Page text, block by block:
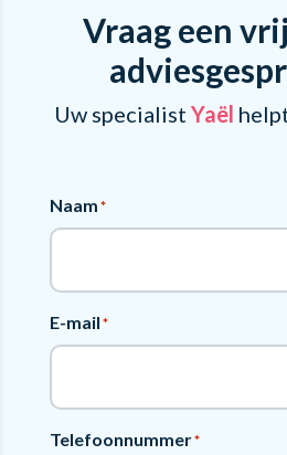
Vraag een
Uw specialist Yaël
Naam*
E-mail*
Telefoonnummer*